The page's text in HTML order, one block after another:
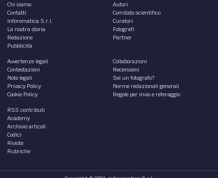
Chi siamo
Contatti
Inforomatica S.r.l.
La nostra storia
Redazione
Pubblicità
Autori
Comitato scientifico
Curatori
Fotografi
Partner
Avvertenze legali
Contestazioni
Note legali
Privacy Policy
Cookie Policy
Collaborazioni
Recensioni
Sei un fotografo?
Norme redazionali generali
Regole per invio e referaggio
RSS contributi
Academy
Archivio articoli
Codici
Riviste
Rubriche